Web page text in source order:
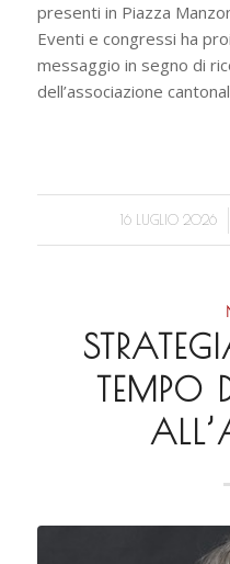
presenti in Piazza
Eventi e congressi ha
messaggio in segno di
dell’associazione
16 LUGLIO 2026
/
TEMPO